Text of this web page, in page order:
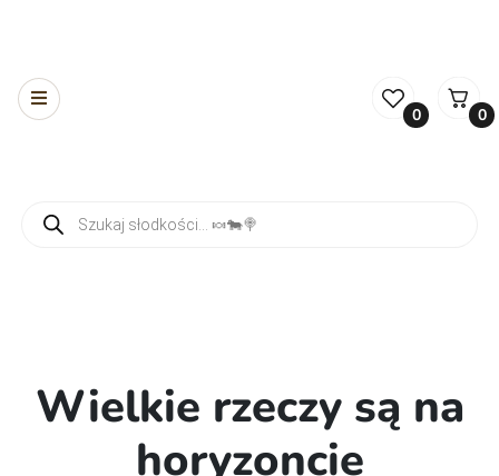
0 0
Wielkie rzeczy są na
horyzoncie